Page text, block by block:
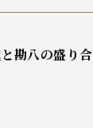
と勘八の盛り